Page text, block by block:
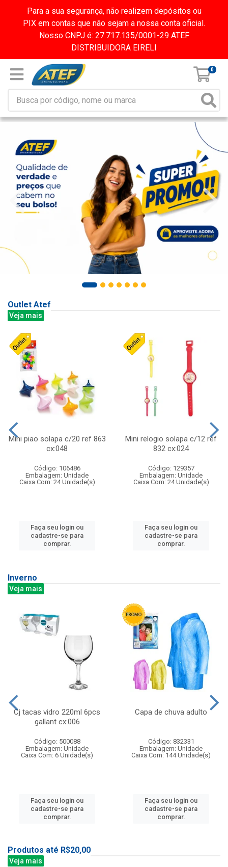
Para a sua segurança, não realizem depósitos ou
PIX em contas que não sejam a nossa conta oficial.
Nosso CNPJ é: 27.717.135/0001-29 ATEF
DISTRIBUIDORA EIRELI
0
Outlet Atef
Veja mais
Mini piao solapa c/20 ref 863
cx:048
Código: 106486
Embalagem: Unidade
Caixa Com: 24 Unidade(s)
Faça seu login ou
cadastre-se para
comprar.
Mini relogio solapa c/12 ref
832 cx:024
Código: 129357
Embalagem: Unidade
Caixa Com: 24 Unidade(s)
Faça seu login ou
cadastre-se para
comprar.
Inverno
Veja mais
Cj tacas vidro 220ml 6pcs
gallant cx:006
Código: 500088
Embalagem: Unidade
Caixa Com: 6 Unidade(s)
Faça seu login ou
cadastre-se para
comprar.
Capa de chuva adulto
Código: 832331
Embalagem: Unidade
Caixa Com: 144 Unidade(s)
Faça seu login ou
cadastre-se para
comprar.
Produtos até R$20,00
Veja mais